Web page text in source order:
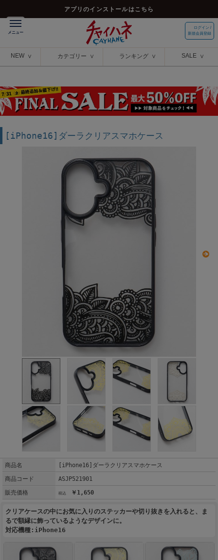
アプリのインストールはこちら
ログイン /
新規会員登録
NEW カテゴリー ランキング SALE
[iPhone16]ダーラクリアスマホケース
商品名
[iPhone16]ダーラクリアスマホケース
商品コード
ASJP521901
販売価格
￥1,650
クリアケースの中にお気に入りのステッカーや切り抜きを入れると、ま
るで額縁に飾っているようなデザインに。
対応機種:iPhone16